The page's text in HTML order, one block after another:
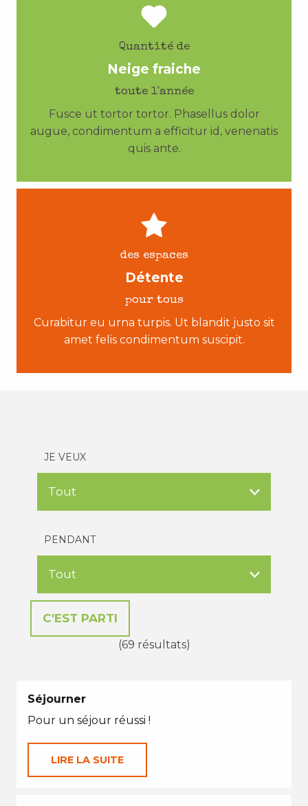
Quantité de
Neige fraiche
toute l'année
Fusce ut tortor tortor. Phasellus dolor
augue, condimentum a efficitur id, venenatis
quis ante.
des espaces
Détente
pour tous
Curabitur eu urna turpis. Ut blandit justo sit
amet felis condimentum suscipit.
JE VEUX
PENDANT
(69 résultats)
Séjourner
Pour un séjour réussi !
LIRE LA SUITE